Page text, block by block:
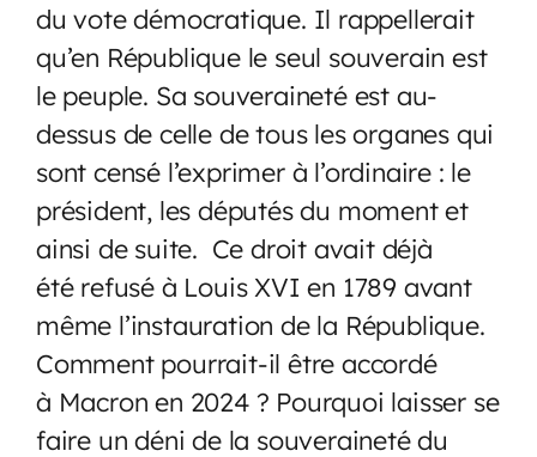
du vote démocratique. Il rappellerait
qu’en République le seul souverain est
le peuple. Sa souveraineté est au-
dessus de celle de tous les organes qui
sont censé l’exprimer à l’ordinaire : le
président, les députés du moment et
ainsi de suite. Ce droit avait déjà
été refusé à Louis XVI en 1789 avant
même l’instauration de la République.
Comment pourrait-il être accordé
à Macron en 2024 ? Pourquoi laisser se
faire un déni de la souveraineté du